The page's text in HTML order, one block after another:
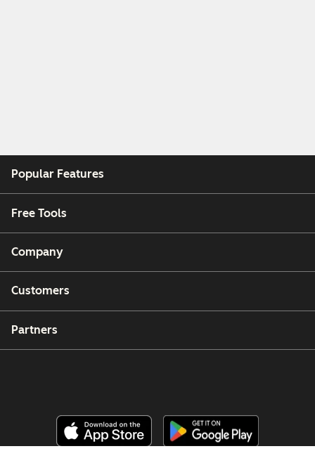
Popular Features
Free Tools
Company
Customers
Partners